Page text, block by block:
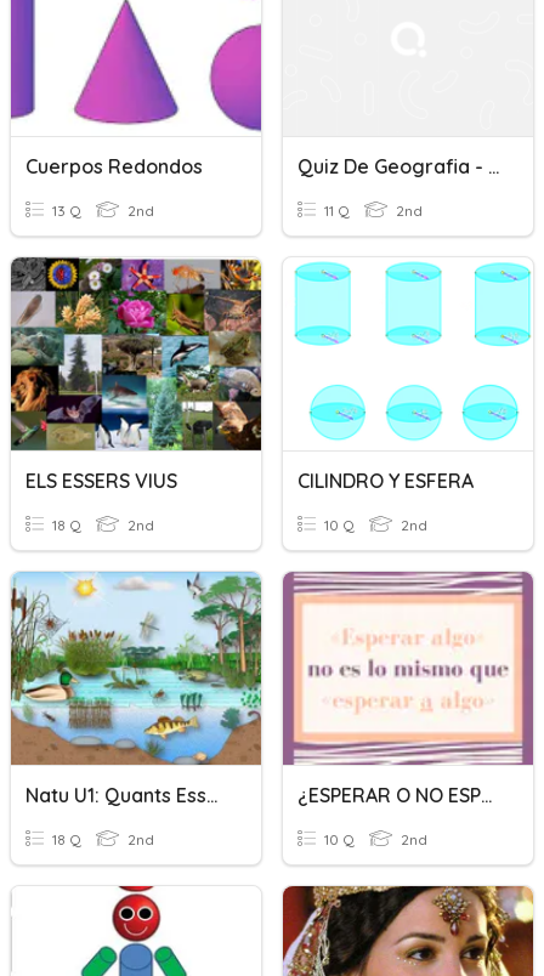
Cuerpos Redondos
13 Q 2nd
Quiz De Geografia - Esferas Da Terra
11 Q 2nd
ELS ESSERS VIUS
18 Q 2nd
CILINDRO Y ESFERA
10 Q 2nd
Natu U1: Quants Essers Vius!
18 Q 2nd
¿ESPERAR O NO ESPERAR?
10 Q 2nd